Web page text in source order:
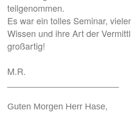
teilgenommen.
Es war ein tolles Seminar,
Wissen und ihre Art der
großartig!
M.R.
Guten Morgen Herr Hase,